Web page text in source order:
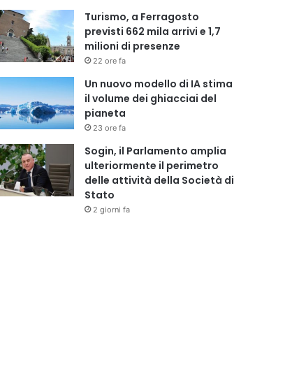
Turismo, a Ferragosto
previsti 662 mila arrivi e 1,7
milioni di presenze
22 ore fa
Un nuovo modello di IA stima
il volume dei ghiacciai del
pianeta
23 ore fa
Sogin, il Parlamento amplia
ulteriormente il perimetro
delle attività della Società di
Stato
2 giorni fa